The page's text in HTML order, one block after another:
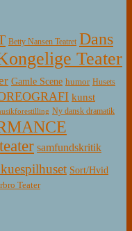
Betty Nansen Teatret Dans
Teater
Gamle Scene humor Husets
kunst
Ny dansk dramatik
samfundskritik
Sort/Hvid
Teater